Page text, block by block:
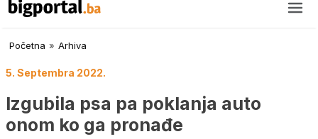
Početna » Arhiva
5. Septembra 2022.
Izgubila psa pa poklanja auto
onom ko ga pronađe